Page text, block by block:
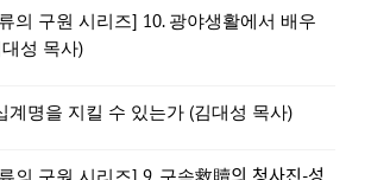
의 구원 시리즈] 10. 광야생활에서 배우
성 목사)
계명을 지킬 수 있는가 (김대성 목사)